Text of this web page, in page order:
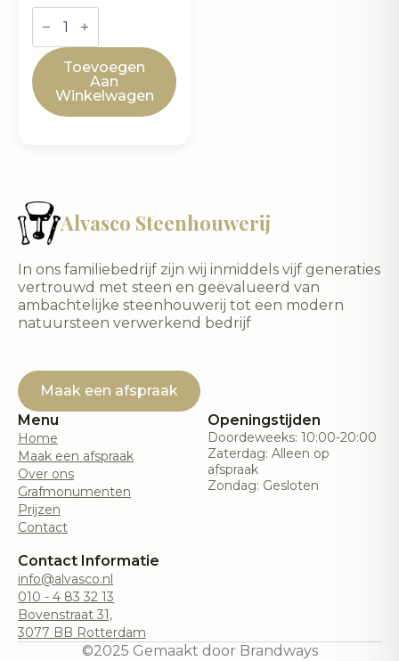
Pewter
Finish
-
urn
Standaard
aantal
Toevoegen
Aan
Winkelwagen
Alvasco Steenhouwerij
In ons familiebedrijf zijn wij inmiddels vijf generaties
vertrouwd met steen en geëvalueerd van
ambachtelijke steenhouwerij tot een modern
natuursteen verwerkend bedrijf
Maak een afspraak
Menu
Home
Maak een afspraak
Over ons
Grafmonumenten
Prijzen
Contact
Openingstijden
Doordeweeks: 10:00-20:00
Zaterdag: Alleen op
afspraak
Zondag: Gesloten
Contact Informatie
info@alvasco.nl
010 - 4 83 32 13
Bovenstraat 31,
3077 BB Rotterdam
©2025 Gemaakt door Brandways